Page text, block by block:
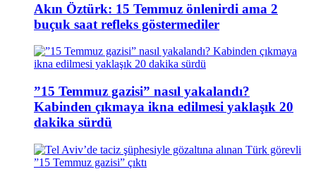
Akın Öztürk: 15 Temmuz önlenirdi ama 2
buçuk saat refleks göstermediler
”15 Temmuz gazisi” nasıl yakalandı?
Kabinden çıkmaya ikna edilmesi yaklaşık 20
dakika sürdü